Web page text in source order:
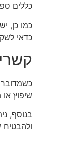
כללים
כמו כן,
כדאי
כשמדובר
שיפוץ
בנוסף,
ולהבטיח